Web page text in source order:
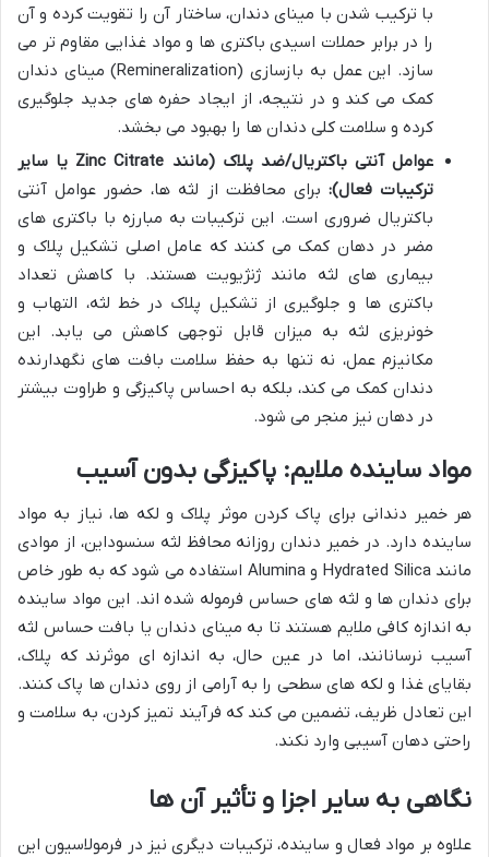
با ترکیب شدن با مینای دندان، ساختار آن را تقویت کرده و آن
را در برابر حملات اسیدی باکتری ها و مواد غذایی مقاوم تر می
سازد. این عمل به بازسازی (Remineralization) مینای دندان
کمک می کند و در نتیجه، از ایجاد حفره های جدید جلوگیری
کرده و سلامت کلی دندان ها را بهبود می بخشد.
عوامل آنتی باکتریال/ضد پلاک (مانند Zinc Citrate یا سایر
ترکیبات فعال): برای محافظت از لثه ها، حضور عوامل آنتی
باکتریال ضروری است. این ترکیبات به مبارزه با باکتری های
مضر در دهان کمک می کنند که عامل اصلی تشکیل پلاک و
بیماری های لثه مانند ژنژیویت هستند. با کاهش تعداد
باکتری ها و جلوگیری از تشکیل پلاک در خط لثه، التهاب و
خونریزی لثه به میزان قابل توجهی کاهش می یابد. این
مکانیزم عمل، نه تنها به حفظ سلامت بافت های نگهدارنده
دندان کمک می کند، بلکه به احساس پاکیزگی و طراوت بیشتر
در دهان نیز منجر می شود.
مواد ساینده ملایم: پاکیزگی بدون آسیب
هر خمیر دندانی برای پاک کردن موثر پلاک و لکه ها، نیاز به مواد
ساینده دارد. در خمیر دندان روزانه محافظ لثه سنسوداین، از موادی
مانند Hydrated Silica و Alumina استفاده می شود که به طور خاص
برای دندان ها و لثه های حساس فرموله شده اند. این مواد ساینده
به اندازه کافی ملایم هستند تا به مینای دندان یا بافت حساس لثه
آسیب نرسانانند، اما در عین حال، به اندازه ای موثرند که پلاک،
بقایای غذا و لکه های سطحی را به آرامی از روی دندان ها پاک کنند.
این تعادل ظریف، تضمین می کند که فرآیند تمیز کردن، به سلامت و
راحتی دهان آسیبی وارد نکند.
نگاهی به سایر اجزا و تأثیر آن ها
علاوه بر مواد فعال و ساینده، ترکیبات دیگری نیز در فرمولاسیون این